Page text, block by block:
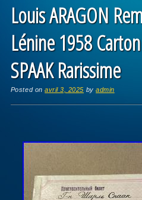
Louis ARAGON
Lénine 1958
SPAAK Rarissime
Posted onavril 3, 2025 byadmin